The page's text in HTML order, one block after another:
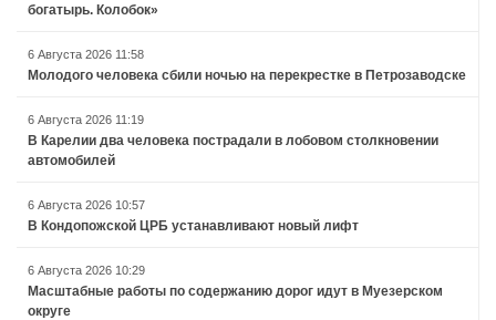
богатырь. Колобок»
6 Августа 2026 11:58
Молодого человека сбили ночью на перекрестке в Петрозаводске
6 Августа 2026 11:19
В Карелии два человека пострадали в лобовом столкновении
автомобилей
6 Августа 2026 10:57
В Кондопожской ЦРБ устанавливают новый лифт
6 Августа 2026 10:29
Масштабные работы по содержанию дорог идут в Муезерском
округе